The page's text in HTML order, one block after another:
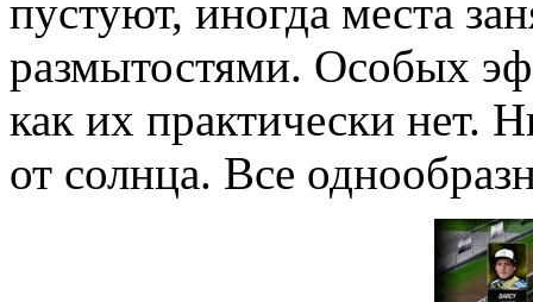
пустуют, иногда места
размытостями. Особых
как их практически нет.
от солнца. Все